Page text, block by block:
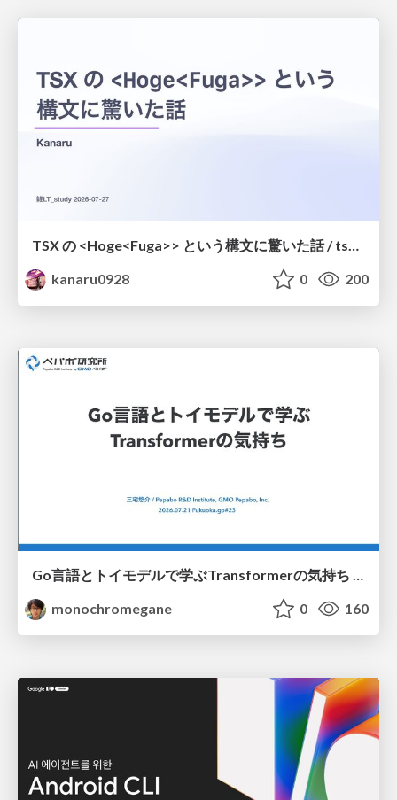
kanaru0928
0 200
Go言語とトイモデルで学ぶTransformerの気持ち / fukuokago23-transformer
monochromegane
0 160